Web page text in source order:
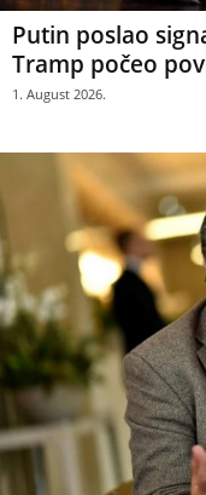
Putin poslao
Tramp počeo
1. August 2026.